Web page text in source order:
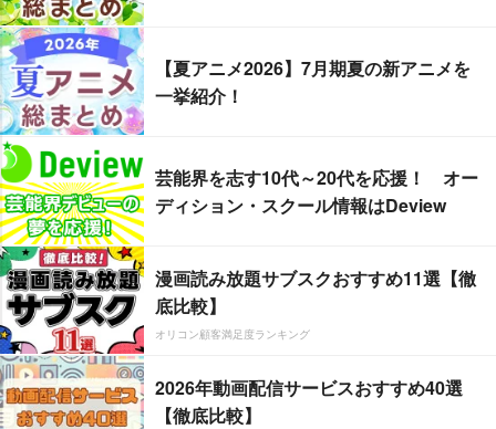
【夏アニメ2026】7月期夏の新アニメを
一挙紹介！
芸能界を志す10代～20代を応援！ オー
ディション・スクール情報はDeview
漫画読み放題サブスクおすすめ11選【徹
底比較】
オリコン顧客満足度ランキング
2026年動画配信サービスおすすめ40選
【徹底比較】